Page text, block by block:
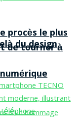
du design,
procès le plus
de tourner à